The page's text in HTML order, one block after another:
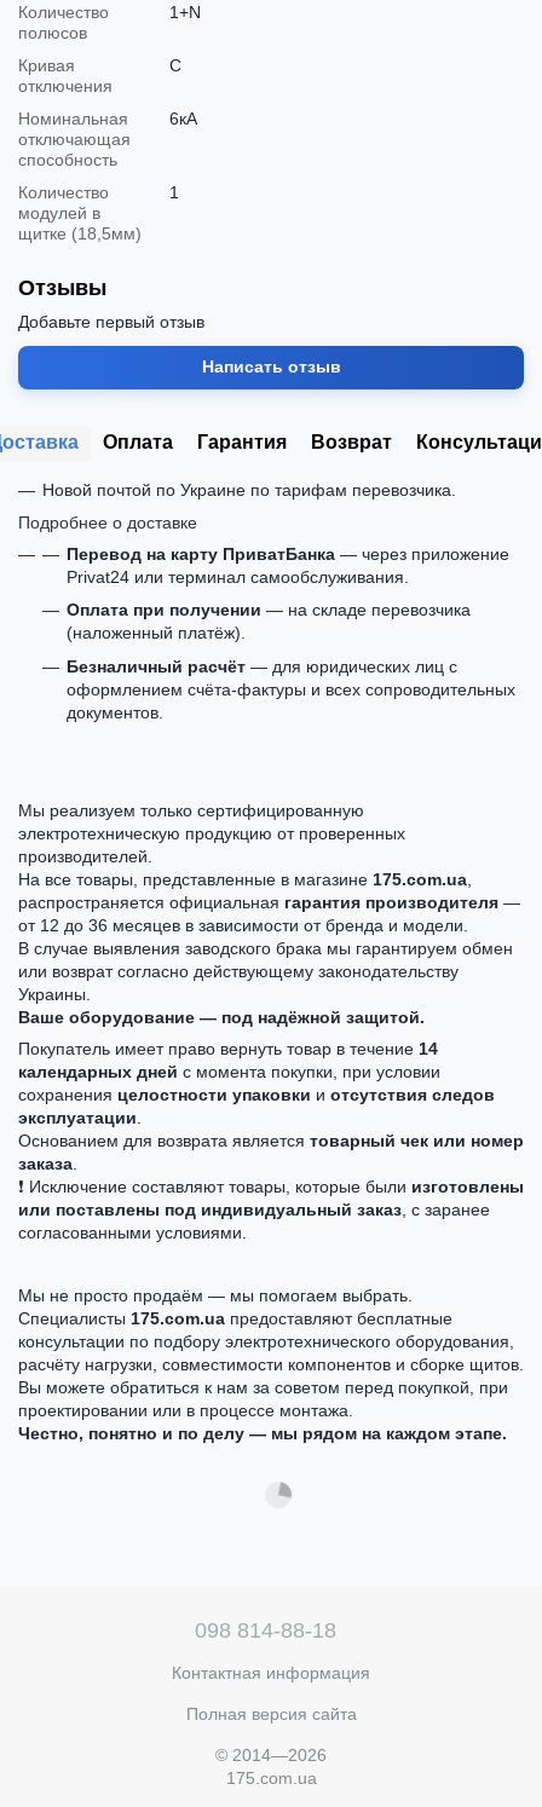
Количество
полюсов
1+N
Кривая
отключения
C
Номинальная
отключающая
способность
6кА
Количество
модулей в
щитке (18,5мм)
1
Отзывы
Добавьте первый отзыв
Написать отзыв
Оплата Гарантия Возврат
Новой почтой по Украине по тарифам перевозчика.
Подробнее о доставке
Перевод на карту ПриватБанка — через приложение
Privat24 или терминал самообслуживания.
Оплата при получении — на складе перевозчика
(наложенный платёж).
Безналичный расчёт — для юридических лиц с
оформлением счёта-фактуры и всех сопроводительных
документов.
Мы реализуем только сертифицированную
электротехническую продукцию от проверенных
производителей.
На все товары, представленные в магазине 175.com.ua
распространяется официальная гарантия производителя —
от 12 до 36 месяцев в зависимости от бренда и модели.
В случае выявления заводского брака мы гарантируем обмен
или возврат согласно действующему законодательству
Украины.
Ваше оборудование — под надёжной защитой.
Покупатель имеет право вернуть товар в течение 14
календарных дней с момента покупки, при условии
сохранения целостности упаковки и отсутствия следов
эксплуатации
Основанием для возврата является товарный чек или номер
заказа
❗ Исключение составляют товары, которые были изготовлены
или поставлены под индивидуальный заказ , с заранее
согласованными условиями.
Мы не просто продаём — мы помогаем выбрать.
Специалисты 175.com.ua предоставляют бесплатные
консультации по подбору электротехнического оборудования,
расчёту нагрузки, совместимости компонентов и сборке щитов.
Вы можете обратиться к нам за советом перед покупкой, при
проектировании или в процессе монтажа.
Честно, понятно и по делу — мы рядом на каждом этапе.
098 814-88-18
Контактная информация
Полная версия сайта
© 2014—2026
175.com.ua